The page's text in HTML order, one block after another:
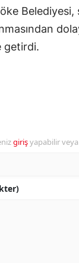
Belediyesi,
getirdi.
girişyapabilir veya